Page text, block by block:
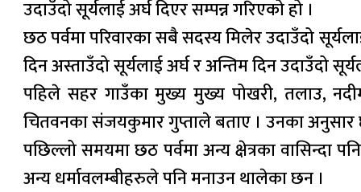
उदाउँदो सूर्यलाई अर्घ दिएर सम्पन्न गरिएको हो ।
छठ पर्वमा परिवारका सबै सदस्य मिलेर उदाउँदो
दिन अस्ताउँदो सूर्यलाई अर्घ र अन्तिम दिन उदाउँदो
पहिले सहर गाउँका मुख्य मुख्य पोखरी, तलाउ,
चितवनका संजयकुमार गुप्ताले बताए । उनका अनुसार
पछिल्लो समयमा छठ पर्वमा अन्य क्षेत्रका वासिन्दा
अन्य धर्मावलम्बीहरुले पनि मनाउन थालेका छन ।